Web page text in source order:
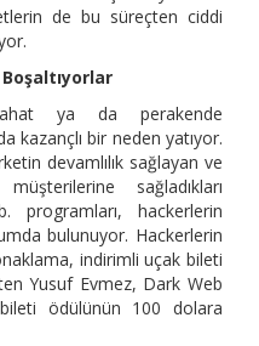
de bu süreçten ciddi
ya da perakende
kazançlı bir neden yatıyor.
devamlılık sağlayan ve
sağladıkları
programları, hackerlerin
bulunuyor. Hackerlerin
indirimli uçak bileti
Yusuf Evmez, Dark Web
ödülünün 100 dolara